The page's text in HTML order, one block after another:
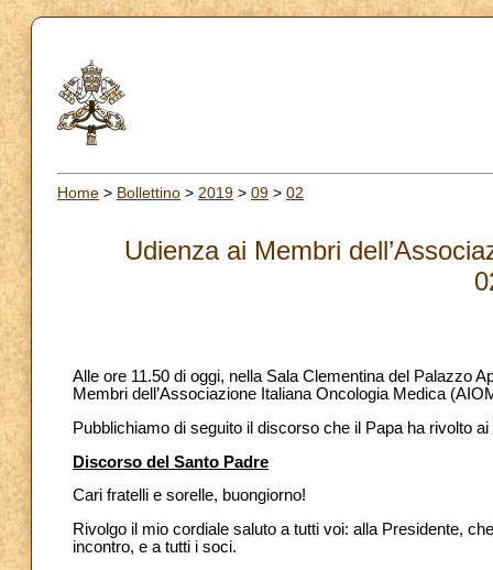
Home > Bollettino > 2019 > 09 > 02
Udienza ai Membri
Alle ore 11.50 di oggi, nella Sala Clementina del Palazzo
Membri dell’Associazione Italiana Oncologia Medica
Pubblichiamo di seguito il discorso che il Papa ha rivolto
Discorso del Santo Padre
Cari fratelli e sorelle, buongiorno!
Rivolgo il mio cordiale saluto a tutti voi: alla Presidente,
incontro, e a tutti i soci.